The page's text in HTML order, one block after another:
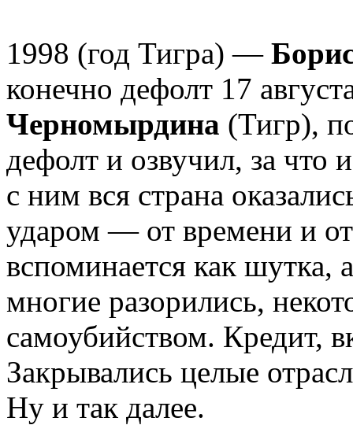
1998 (год Тигра) —
конечно дефолт 17
Черномырдина (Тигр),
дефолт и озвучил, за что
с ним вся страна
ударом — от времени и
вспоминается как шутка,
многие разорились,
самоубийством. Кредит,
Закрывались целые
Ну и так далее.